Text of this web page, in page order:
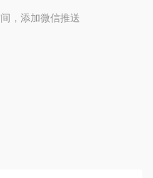
，添加微信推送